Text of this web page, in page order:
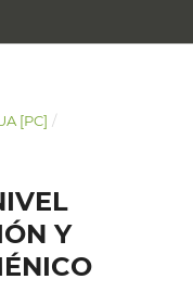
[PC] /
Y